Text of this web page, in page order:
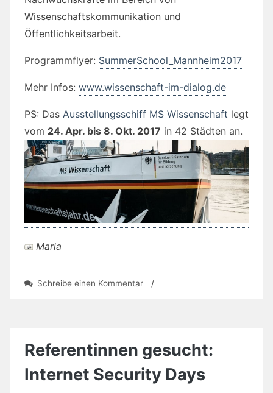
Wissenschaftskommunikation und
Öffentlichkeitsarbeit.
Programmflyer: SummerSchool_Mannheim2017
Mehr Infos: www.wissenschaft-im-dialog.de
PS: Das Ausstellungsschiff MS Wissenschaft legt
vom 24. Apr. bis 8. Okt. 2017 in 42 Städten an.
Maria
Schreibe einen Kommentarzu /
Referentinnen gesucht:
Internet Security Days